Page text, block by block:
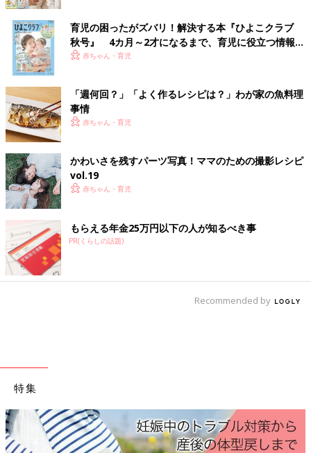
離乳中期 7～8カ月ごろのレシピ
中期 7～8ヶ月ごろ
炭水化物を含む食材を使った、エネルギー源に
ツ
ブロッコリーとオレンジのヨーグルトサ
ラダ 作り方・レシピ 離乳食中期 7～8
ミン類を含む食材を使った、体の調子を整える
ビタミンのレシピをご紹介。ブロッコリーとオ
しらすとキャベツの豆腐グラタン 作り
方・レシピ 離乳食中期 7～8ヶ月ごろ
離乳中期 7～8カ月ごろ「きゅうり」のレシピ
育児の困ったがズバリ！解決する本『ひよこクラブ
秋号』 4カ月～2才になるまで、育児に役立つ情報が
いっぱい！
赤ちゃん・育児
「週何回？」「よく作るレシピは？」わが家の魚料理
事情
赤ちゃん・育児
かわいさを残すパーツ写真！ママのための撮影レシピ
vol.19
赤ちゃん・育児
もらえる年金25万円以下の人が知るべき事
PR(くらしの話題)
Recommended by
特集